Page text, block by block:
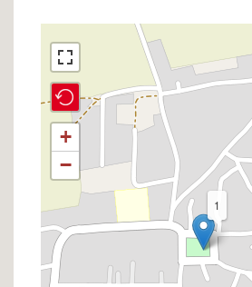
Σημείο
στον
χάρτη
1
+
−